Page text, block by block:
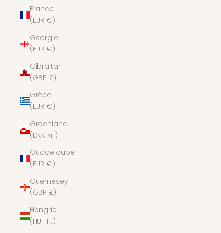
France
(EUR €)
Géorgie
(EUR €)
Gibraltar
(GBP £)
Grèce
(EUR €)
Groenland
(DKK kr.)
Guadeloupe
(EUR €)
Guernesey
(GBP £)
Hongrie
(HUF Ft)